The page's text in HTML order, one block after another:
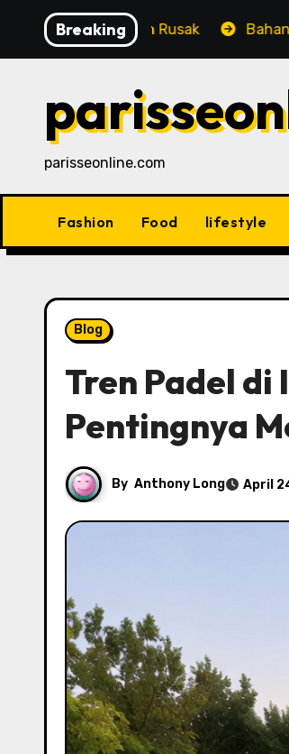
content
Breaking
Mudah Rusak Bahan Makanan
parisseonline.com
Fashion Food lifestyle
Blog
Tren Padel di
Pentingnya
By Anthony Long April